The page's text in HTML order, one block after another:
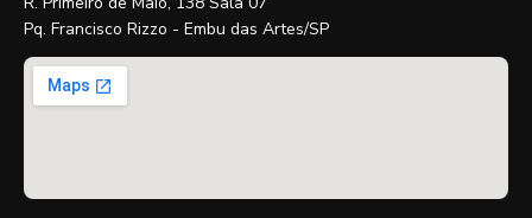
Pq. Francisco Rizzo - Embu das Artes/SP